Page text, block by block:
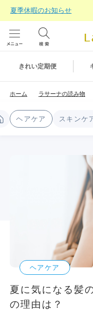
きれい定期便
夏季休暇のお知らせ
ホーム ラサーナの読み物
ヘアケア スキンケ
ヘアケア
夏に気になる髪
の理由は？